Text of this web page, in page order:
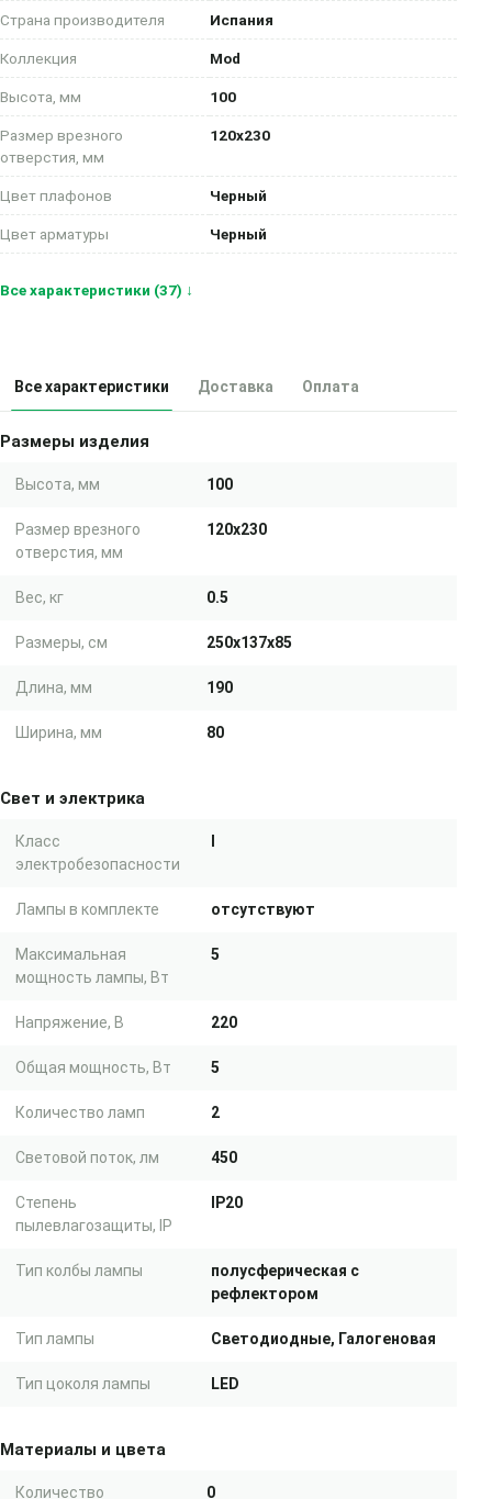
Страна производителя Испания
Коллекция Mod
Высота, мм 100
Размер врезного
отверстия, мм
120х230
Цвет плафонов Черный
Цвет арматуры Черный
Все характеристики (37) ↓
Все характеристики Доставка Оплата
Размеры изделия
Высота, мм 100
Размер врезного
отверстия, мм
120х230
Вес, кг 0.5
Размеры, см 250x137x85
Длина, мм 190
Ширина, мм 80
Свет и электрика
Класс
электробезопасности
Лампы в комплекте отсутствуют
Максимальная
мощность лампы, Вт
5
Напряжение, В 220
Общая мощность, Вт 5
Количество ламп 2
Световой поток, лм 450
Степень
пылевлагозащиты, IP
IP20
Тип колбы лампы
полусферическая с
рефлектором
Тип лампы Светодиодные, Галогеновая
Тип цоколя лампы LED
Материалы и цвета
Количество 0